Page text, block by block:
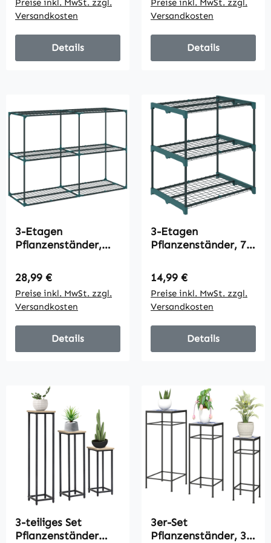
beständiger
Kunststoff-Plane
und Stahlrahmen,
Preise inkl. MwSt. zzgl.
Versandkosten
Details
Seitenwänden,
Kunststoff-
Abdeckung,
Stahlrahmen, Grün
Preise inkl. MwSt. zzgl.
Versandkosten
Details
3-Etagen
Pflanzenständer,
Blumenständer mit
Regalböden,
mehrstöckig Stahl
Dunkelgrün
Regulärer Preis:
28,99 €
Preise inkl. MwSt. zzgl.
Versandkosten
Details
3-Etagen
Pflanzenständer, 72
Blumenständer für
Innen Außen,
Pflanzenregal aus
Stahl Dunkelgrün
Regulärer Preis:
14,99 €
Preise inkl. MwSt. zzgl.
Versandkosten
Details
3-teiliges Set
Pflanzenständer
3er-Set
Pflanzenständer, 3